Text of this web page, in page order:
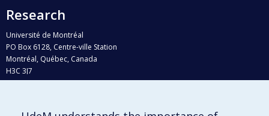
Research
Université de Montréal
PO Box 6128, Centre-ville Station
Montréal, Québec, Canada
H3C 3J7